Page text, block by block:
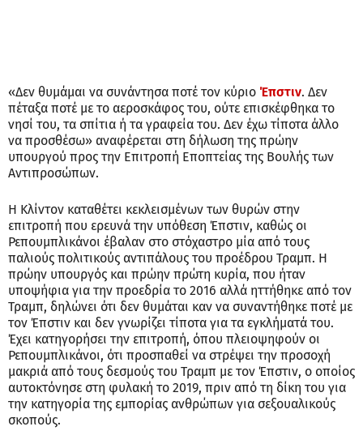
«Δεν θυμάμαι να συνάντησα ποτέ τον κύριο Έπστιν. Δεν
πέταξα ποτέ με το αεροσκάφος του, ούτε επισκέφθηκα το
νησί του, τα σπίτια ή τα γραφεία του. Δεν έχω τίποτα άλλο
να προσθέσω» αναφέρεται στη δήλωση της πρώην
υπουργού προς την Επιτροπή Εποπτείας της Βουλής των
Αντιπροσώπων.
Η Κλίντον καταθέτει κεκλεισμένων των θυρών στην
επιτροπή που ερευνά την υπόθεση Έπστιν, καθώς οι
Ρεπουμπλικάνοι έβαλαν στο στόχαστρο μία από τους
παλιούς πολιτικούς αντιπάλους του προέδρου Τραμπ. Η
πρώην υπουργός και πρώην πρώτη κυρία, που ήταν
υποψήφια για την προεδρία το 2016 αλλά ηττήθηκε από τον
Τραμπ, δηλώνει ότι δεν θυμάται καν να συναντήθηκε ποτέ με
τον Έπστιν και δεν γνωρίζει τίποτα για τα εγκλήματά του.
Έχει κατηγορήσει την επιτροπή, όπου πλειοψηφούν οι
Ρεπουμπλικάνοι, ότι προσπαθεί να στρέψει την προσοχή
μακριά από τους δεσμούς του Τραμπ με τον Έπστιν, ο οποίος
αυτοκτόνησε στη φυλακή το 2019, πριν από τη δίκη του για
την κατηγορία της εμπορίας ανθρώπων για σεξουαλικούς
σκοπούς.